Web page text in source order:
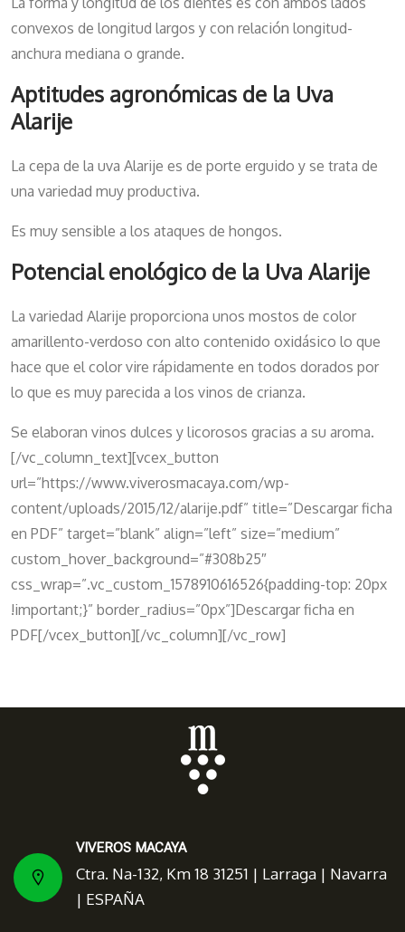
convexos de longitud largos y con relación longitud-
anchura mediana o grande.
Aptitudes agronómicas de la Uva
Alarije
La cepa de la uva Alarije es de porte erguido y se trata de
una variedad muy productiva.
Es muy sensible a los ataques de hongos.
Potencial enológico de la Uva Alarije
La variedad Alarije proporciona unos mostos de color
amarillento-verdoso con alto contenido oxidásico lo que
hace que el color vire rápidamente en todos dorados por
lo que es muy parecida a los vinos de crianza.
Se elaboran vinos dulces y licorosos gracias a su aroma.
[/vc_column_text][vcex_button
url=”https://www.viverosmacaya.com/wp-
content/uploads/2015/12/alarije.pdf” title=”Descargar ficha
en PDF” target=”blank” align=”left” size=”medium”
custom_hover_background=”#308b25″
css_wrap=”.vc_custom_1578910616526{padding-top: 20px
!important;}” border_radius=”0px”]Descargar ficha en
PDF[/vcex_button][/vc_column][/vc_row]
VIVEROS MACAYA
Ctra. Na-132, Km 18 31251 | Larraga | Navarra
| ESPAÑA